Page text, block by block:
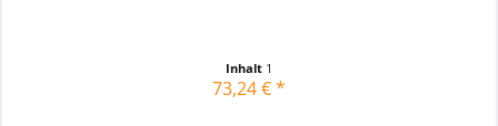
Inhalt 1
73,24 € *